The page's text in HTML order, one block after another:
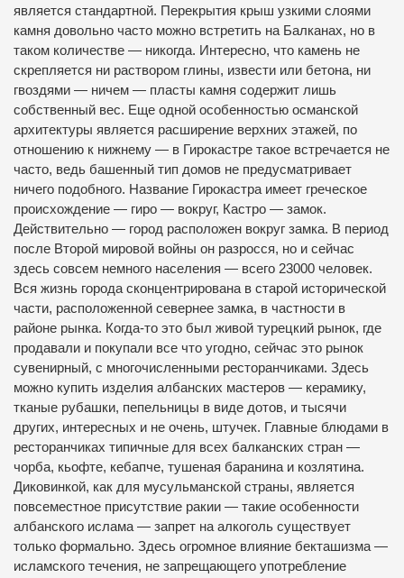
является стандартной. Перекрытия крыш узкими слоями
камня довольно часто можно встретить на Балканах, но в
таком количестве — никогда. Интересно, что камень не
скрепляется ни раствором глины, извести или бетона, ни
гвоздями — ничем — пласты камня содержит лишь
собственный вес. Еще одной особенностью османской
архитектуры является расширение верхних этажей, по
отношению к нижнему — в Гирокастре такое встречается не
часто, ведь башенный тип домов не предусматривает
ничего подобного. Название Гирокастра имеет греческое
происхождение — гиро — вокруг, Кастро — замок.
Действительно — город расположен вокруг замка. В период
после Второй мировой войны он разросся, но и сейчас
здесь совсем немного населения — всего 23000 человек.
Вся жизнь города сконцентрирована в старой исторической
части, расположенной севернее замка, в частности в
районе рынка. Когда-то это был живой турецкий рынок, где
продавали и покупали все что угодно, сейчас это рынок
сувенирный, с многочисленными ресторанчиками. Здесь
можно купить изделия албанских мастеров — керамику,
тканые рубашки, пепельницы в виде дотов, и тысячи
других, интересных и не очень, штучек. Главные блюдами в
ресторанчиках типичные для всех балканских стран —
чорба, кьофте, кебапче, тушеная баранина и козлятина.
Диковинкой, как для мусульманской страны, является
повсеместное присутствие ракии — такие особенности
албанского ислама — запрет на алкоголь существует
только формально. Здесь огромное влияние бекташизма —
исламского течения, не запрещающего употребление